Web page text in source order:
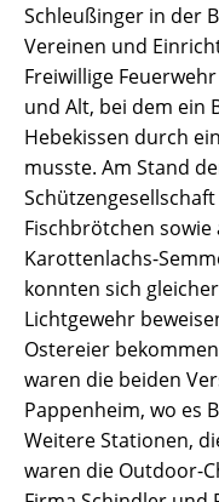
Schleußinger in der
Vereinen und
Freiwillige
und Alt, bei dem ein
Hebekissen durch
musste. Am Stand
Fischbrötchen sowie
Karottenlachs-
konnten sich
Lichtgewehr
Ostereier
waren die beiden
Pappenheim, wo es
Weitere Stationen,
waren die Outdoor-